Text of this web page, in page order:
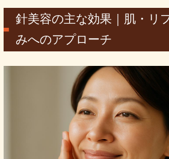
針美容の主な効果｜肌・リ
みへのアプローチ